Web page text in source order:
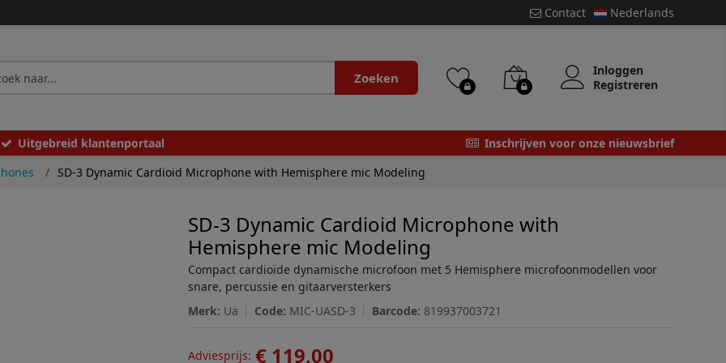
Contact Nederlands
Zoeken
Inloggen
Registreren
Uitgebreid klantenportaal
Inschrijven voor onze nieuwsbrief
SD-3 Dynamic Cardioid Microphone with Hemisphere mic Modeling
SD-3 Dynamic Cardioid Microphone with
Hemisphere mic Modeling
Compact cardioïde dynamische microfoon met 5 Hemisphere microfoonmodellen voor
snare, percussie en gitaarversterkers
Merk: Ua Code: MIC-UASD-3 Barcode: 819937003721
Adviesprijs: € 119,00